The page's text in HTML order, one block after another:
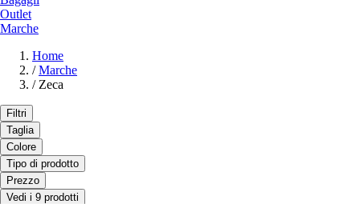
Outlet
Marche
Home
/ Marche
/ Zeca
Filtri
Taglia
Colore
Tipo di prodotto
Prezzo
Vedi i 9 prodotti